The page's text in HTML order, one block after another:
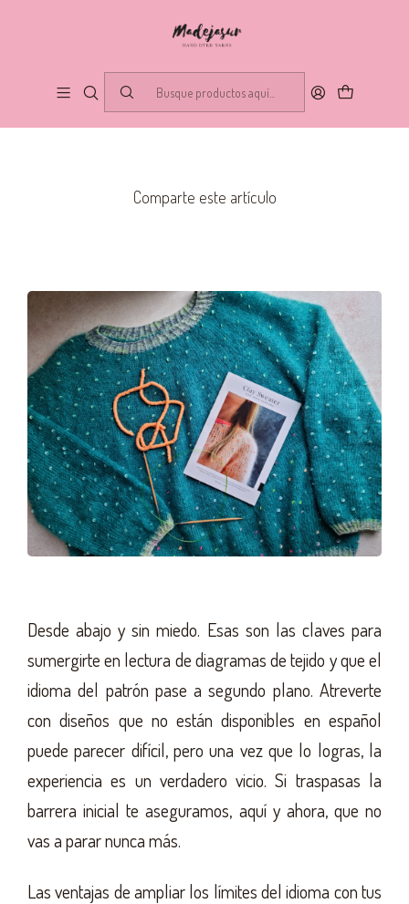
inglés… ¡y a tejer sin límites!
Comparte este artículo
Desde abajo y sin miedo. Esas son las claves para
sumergirte en lectura de diagramas de tejido y que el
idioma del patrón pase a segundo plano. Atreverte
con diseños que no están disponibles en español
puede parecer difícil, pero una vez que lo logras, la
experiencia es un verdadero vicio. Si traspasas la
barrera inicial te aseguramos, aquí y ahora, que no
vas a parar nunca más.
Las ventajas de ampliar los límites del idioma con tus